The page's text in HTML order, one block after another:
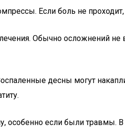
Если боль не проходит,
Обычно осложнений
десны могут
если были травмы. В